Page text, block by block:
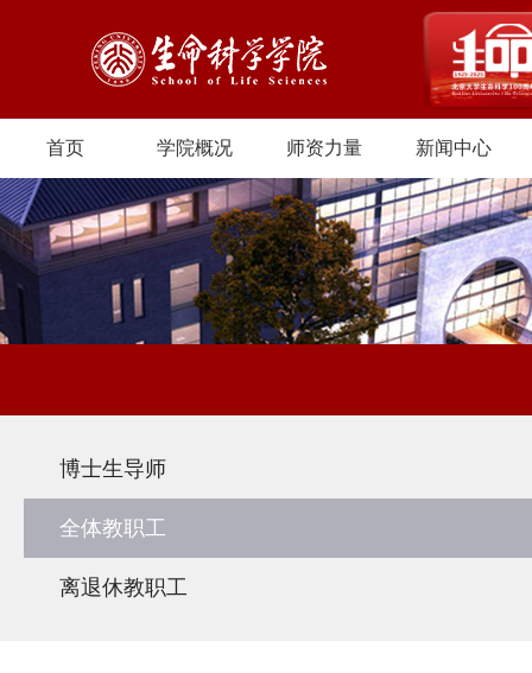
首页 学院概况 师资力量 新闻中心
博士生导师
全体教职工
离退休教职工